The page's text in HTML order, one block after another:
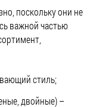
поскольку они не
важной частью
стиль;
двойные) –